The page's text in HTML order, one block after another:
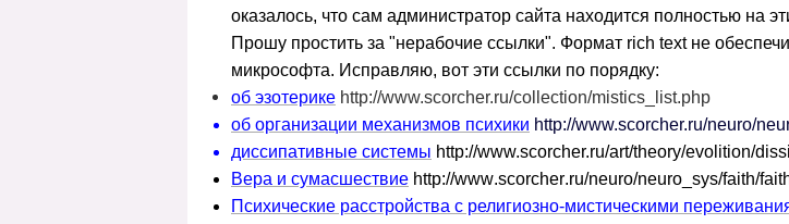
оказалось, что сам администратор сайта находится полностью на
Прошу простить за "нерабочие ссылки". Формат rich textне
микрософта. Исправляю, вот эти ссылки по порядку:
об эзотерике http://www.scorcher.ru/collection/mistics_list.php
об организации механизмов психики http://www.scorcher.ru/neuro/
диссипативные системы http://www.scorcher.ru/art/theory/evolition/
Вера и сумасшествие http://www.scorcher.ru/neuro/neuro sys/faith/
Психические расстройства с религиозно-мистическими